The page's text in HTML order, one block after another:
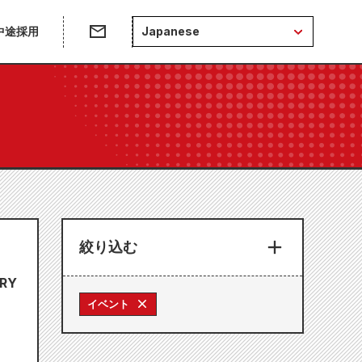
途採用 Japanese
絞り込む
イベント